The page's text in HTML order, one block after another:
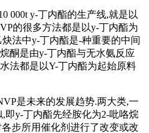
000t y-丁内酯的生产线,就是以
的很多方法都是以y-丁内酯为
法中y-丁内酯是-种重要的中间
酮是由y-丁内酯与无水氨反应
法都是以Y-丁内酯为起始原料
是未来的发展趋势.两大类,一
即y-丁内酯先经胺化为2-吡咯烷
步所用催化剂进行了改变或改